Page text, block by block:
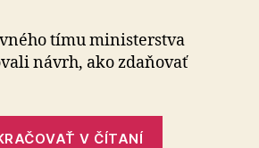
tímu ministerstva
návrh, ako zdaňovať
V ČÍTANÍ